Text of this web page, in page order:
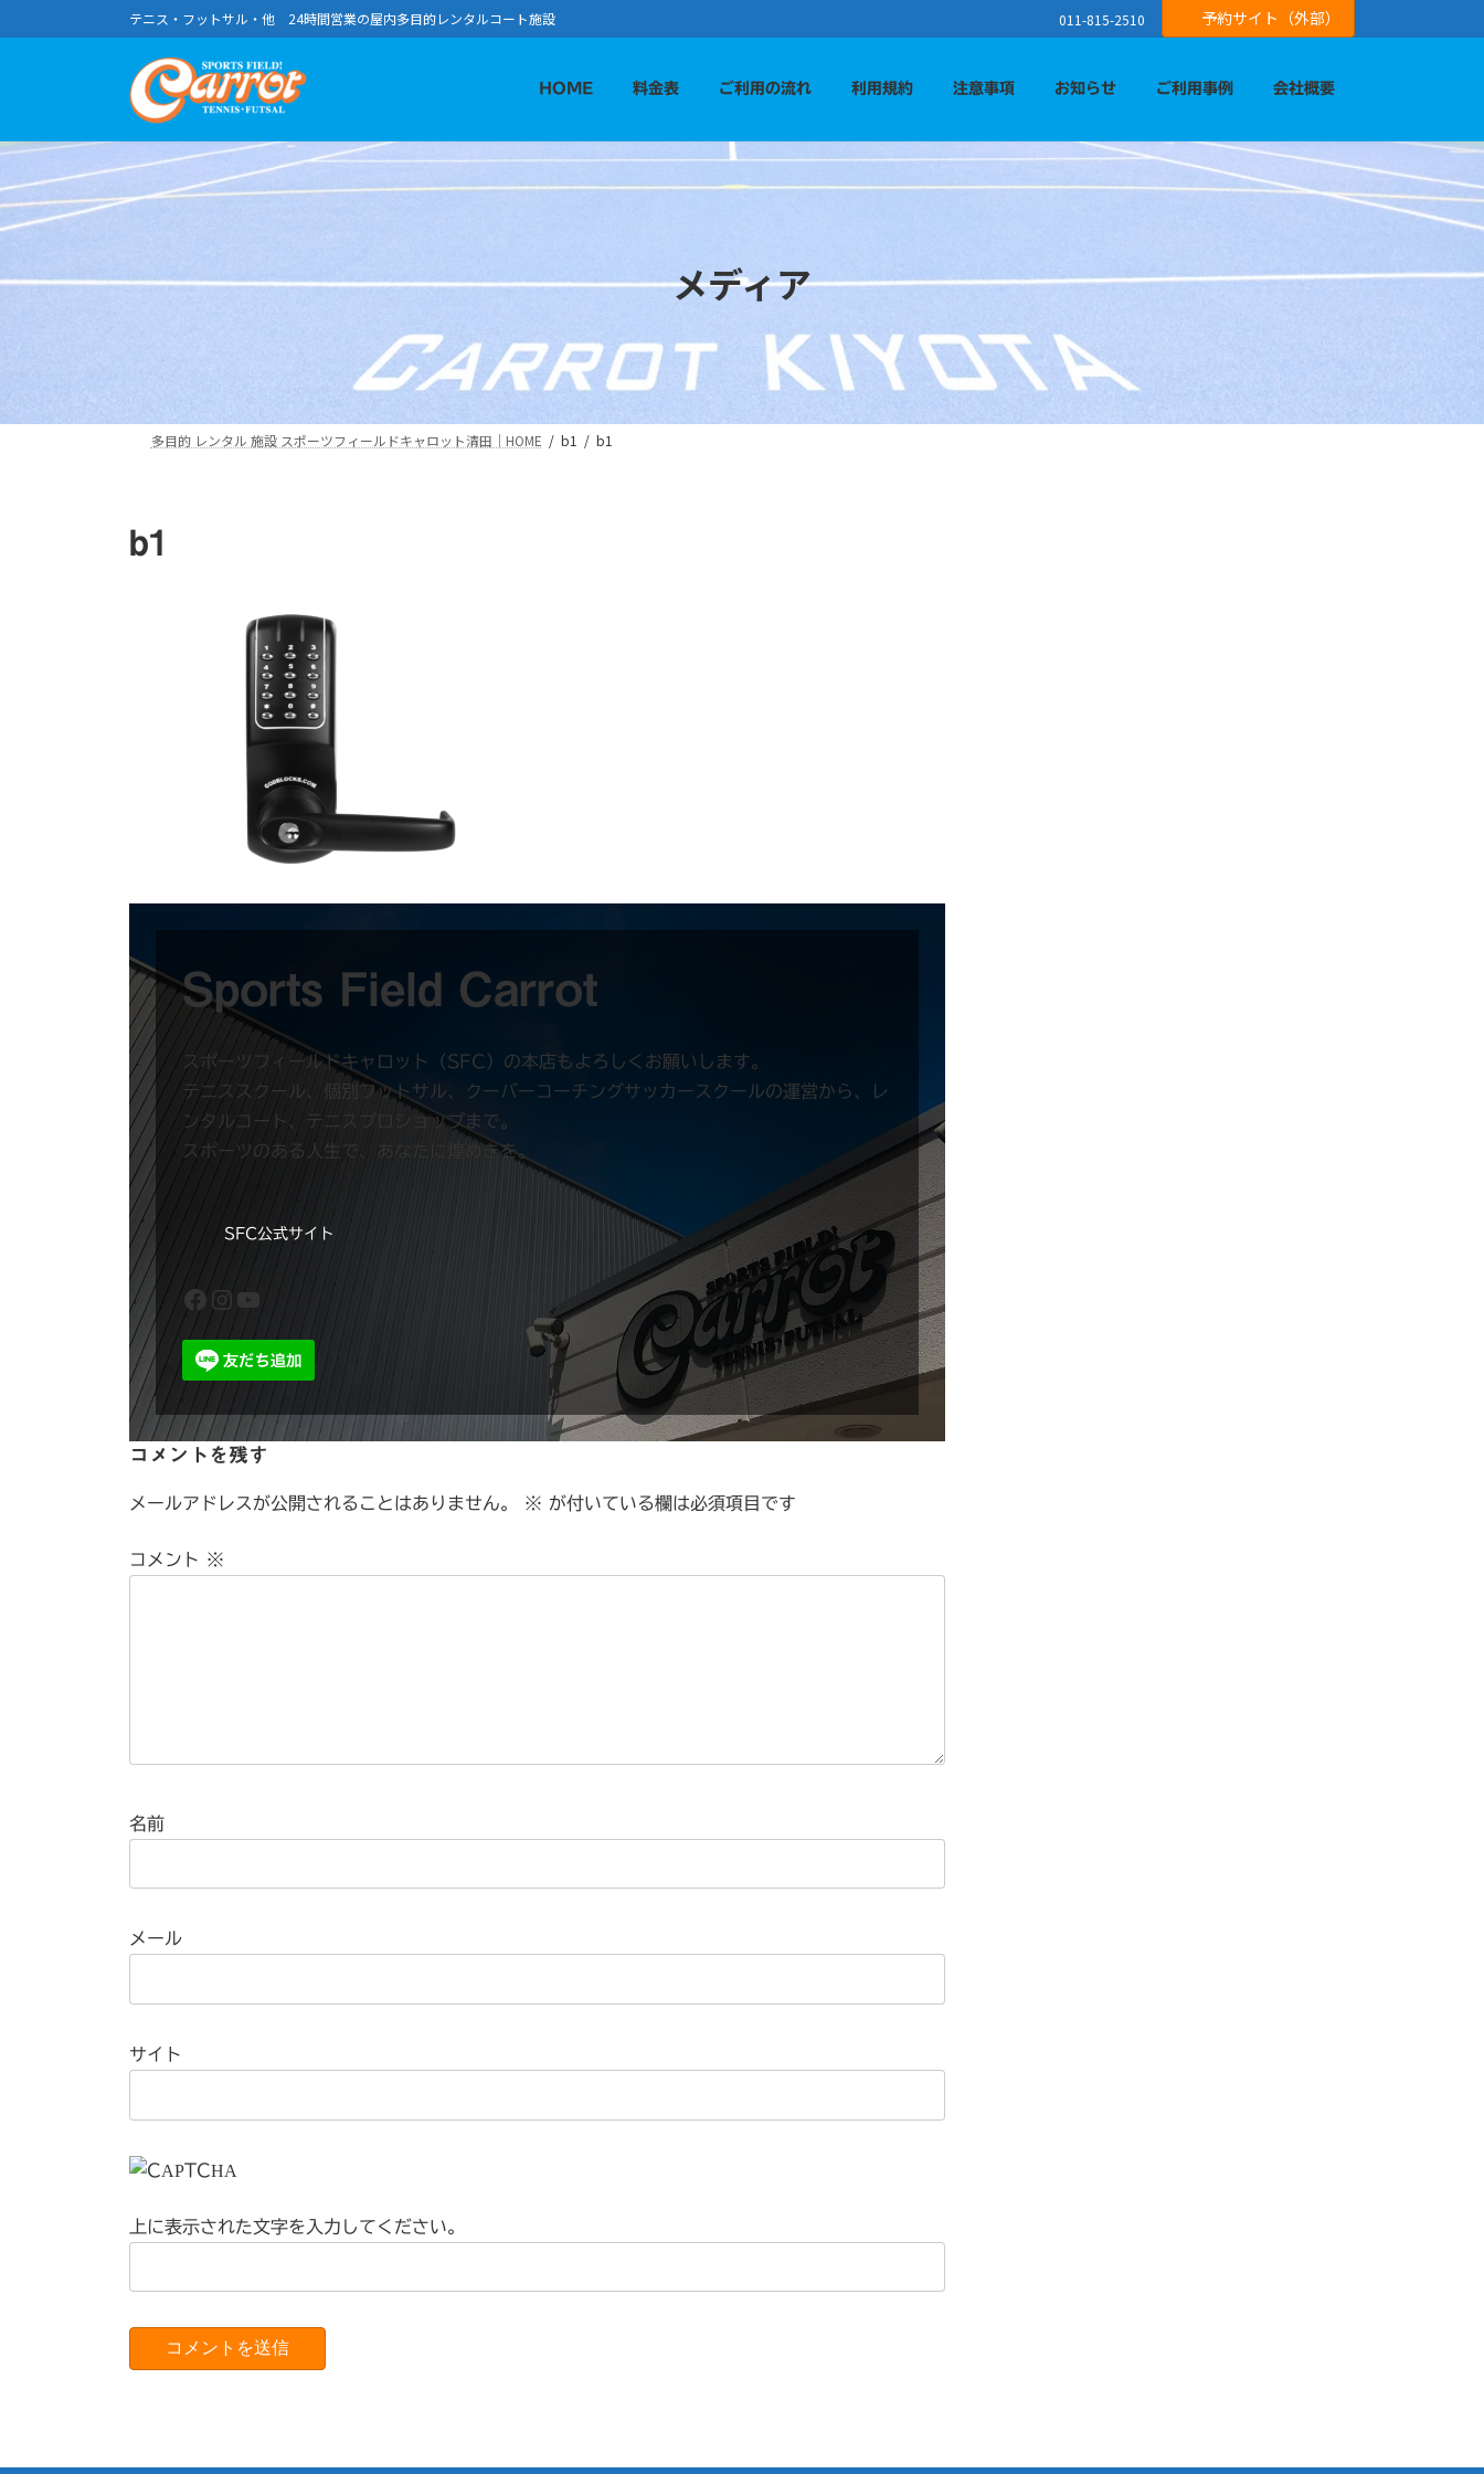
ン
へ
キ
ッ
ビ
ョ
に
移
テニス・フットサル・他 24時間営業の屋内多目的レンタルコート施設 011-815-2510 予約サイト（外部）
HOME 料金表 ご利用の流れ 利用規約 注意事項 お知らせ ご利用事例 会社概要
メディア
多目的 レンタル 施設 スポーツフィールドキャロット清田｜HOME b1 b1
b1
Sports Field Carrot
スポーツフィールドキャロット（SFC）の本店もよろしくお願いします。
テニススクール、個別フットサル、クーバーコーチングサッカースクールの運営から、レ
ンタルコート、テニスプロショップまで。
スポーツのある人生で、あなたに煌めきを。
SFC公式サイト
Facebook
Instagram
YouTube
コメントを残す
メールアドレスが公開されることはありません。 ※ が付いている欄は必須項目です
コメント ※
名前
メール
サイト
上に表示された文字を入力してください。